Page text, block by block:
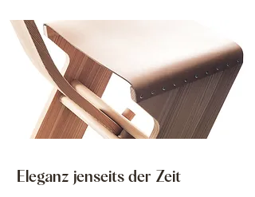
Eleganz jenseits der Zeit